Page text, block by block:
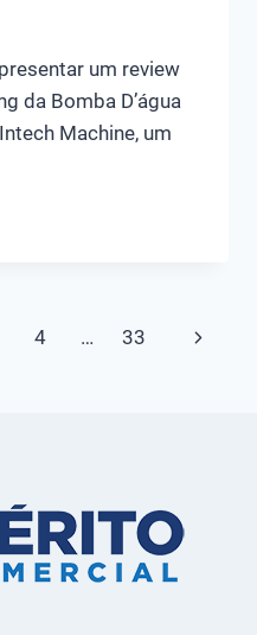
um review
da Bomba D’água
Machine, um
4 … 33
Página